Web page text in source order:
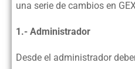
una serie de cambios en
1.- Administrador
Desde el administrador